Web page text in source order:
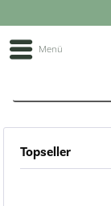
Menü
Topseller